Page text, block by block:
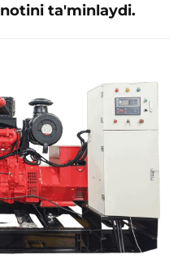
ta'minlaydi.